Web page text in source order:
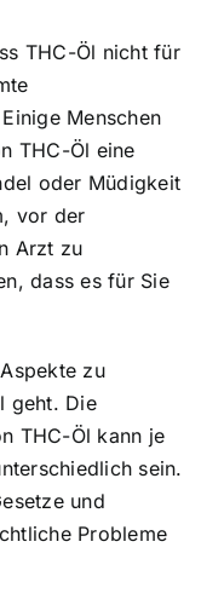
THC-Öl nicht für
Menschen
THC-Öl eine
oder Müdigkeit
vor der
Arzt zu
dass es für Sie
zu
geht. Die
THC-Öl kann je
sein.
und
Probleme